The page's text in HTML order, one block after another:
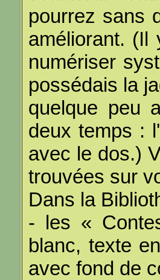
pourrez sans
améliorant.
numériser
possédais la
quelque peu
deux temps :
avec le dos.)
trouvées sur
Dans la
- les «
blanc, texte
avec fond de